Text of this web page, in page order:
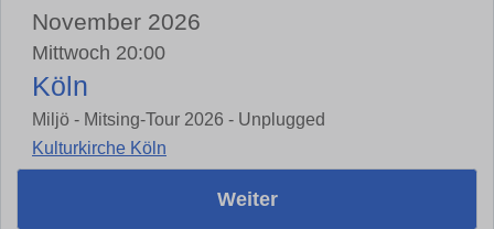
November 2026
Mittwoch 20:00
Köln
Miljö - Mitsing-Tour 2026 - Unplugged
Kulturkirche Köln
Weiter